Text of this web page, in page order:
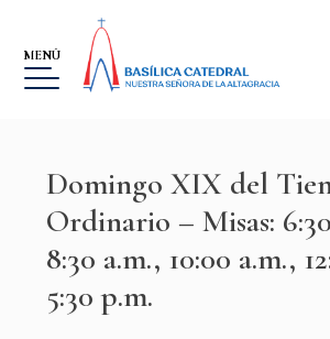
MENÚ
BASÍLICA
MUSEO
Domingo XIX del
Ordinario – Misas:
8:30 a.m., 10:00 a.m.,
5:30 p.m.